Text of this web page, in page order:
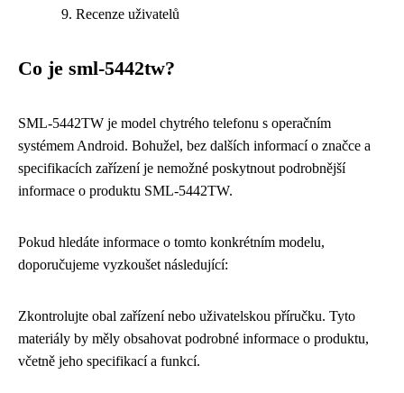
Recenze uživatelů
Co je sml-5442tw?
SML-5442TW je model chytrého telefonu s operačním
systémem Android. Bohužel, bez dalších informací o značce a
specifikacích zařízení je nemožné poskytnout podrobnější
informace o produktu SML-5442TW.
Pokud hledáte informace o tomto konkrétním modelu,
doporučujeme vyzkoušet následující:
Zkontrolujte obal zařízení nebo uživatelskou příručku. Tyto
materiály by měly obsahovat podrobné informace o produktu,
včetně jeho specifikací a funkcí.